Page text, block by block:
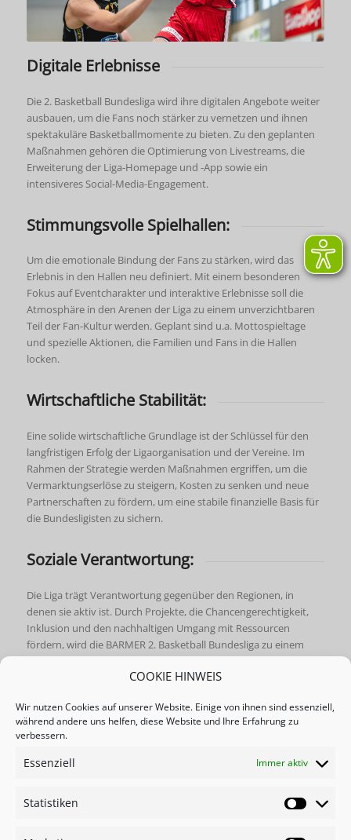
COOKIE HINWEIS
Wir nutzen Cookies auf unserer Website. Einige von ihnen sind essenziell,
während andere uns helfen, diese Website und Ihre Erfahrung zu
verbessern.
Essenziell Immer aktiv
Statistiken
Digitale Erlebnisse
Die 2. Basketball Bundesliga wird ihre digitalen Angebote weiter
ausbauen, um die Fans noch stärker zu vernetzen und ihnen
spektakuläre Basketballmomente zu bieten. Zu den geplanten
Maßnahmen gehören die Optimierung von Livestreams, die
Erweiterung der Liga-Homepage und -App sowie ein
intensiveres Social-Media-Engagement.
Stimmungsvolle Spielhallen:
Um die emotionale Bindung der Fans zu stärken, wird das
Erlebnis in den Hallen neu definiert. Mit einem besonderen
Fokus auf Eventcharakter und interaktive Erlebnisse soll die
Atmosphäre in den Arenen der Liga zu einem unverzichtbaren
Teil der Fan-Kultur werden. Geplant sind u.a. Mottospieltage
und spezielle Aktionen, die Familien und Fans in die Hallen
locken.
Wirtschaftliche Stabilität:
Eine solide wirtschaftliche Grundlage ist der Schlüssel für den
langfristigen Erfolg der Ligaorganisation und der Vereine. Im
Rahmen der Strategie werden Maßnahmen ergriffen, um die
Vermarktungserlöse zu steigern, Kosten zu senken und neue
Partnerschaften zu fördern, um eine stabile finanzielle Basis für
die Bundesligisten zu sichern.
Soziale Verantwortung:
Die Liga trägt Verantwortung gegenüber den Regionen, in
denen sie aktiv ist. Durch Projekte, die Chancengerechtigkeit,
Inklusion und den nachhaltigen Umgang mit Ressourcen
fördern, wird die BARMER 2. Basketball Bundesliga zu einem
Vorbild im Bereich der sozialen Verantwortung.
Nachhaltige Nachwuchsarbeit:
Ziel der nachhaltigen Nachwuchsarbeit ist es, junge Talente an
die besten Möglichkeiten zu bieten, ihre Fähigkeiten zu
den Basketballsport in Deutschland sicher.